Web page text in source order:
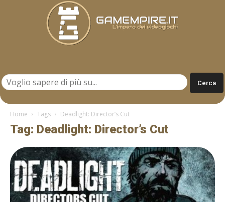
Home Tags Deadlight: Director’s Cut
Tag: Deadlight: Director’s Cut